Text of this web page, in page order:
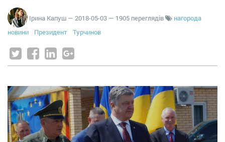
Ірина Капуш — 2018-05-03 — 1905 переглядів
нагорода
новини
Президент Турчинов